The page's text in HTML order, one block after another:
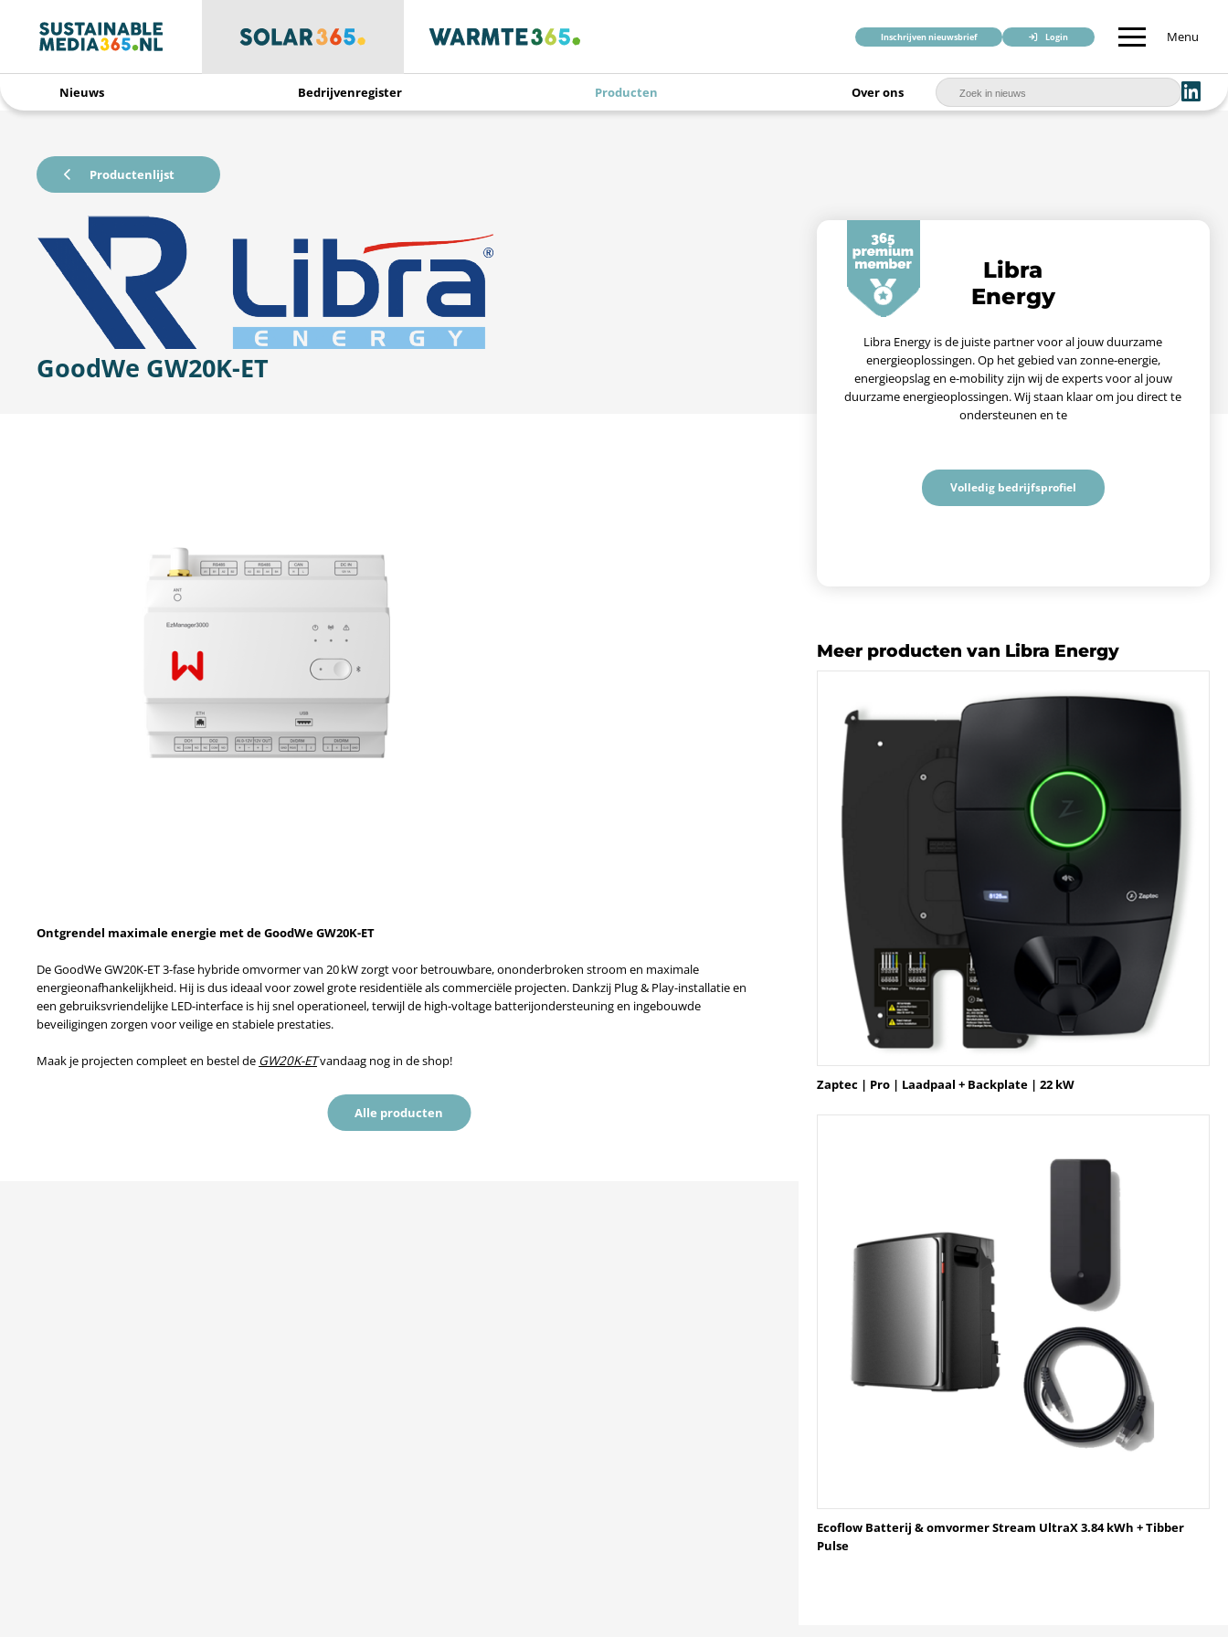
Inschrijven nieuwsbrief Login Menu
Nieuws Bedrijvenregister Producten Over ons
Libra
Energy
Libra Energy is de juiste partner voor al jouw duurzame
energieoplossingen. Op het gebied van zonne-energie,
energieopslag en e-mobility zijn wij de experts voor al jouw
duurzame energieoplossingen. Wij staan klaar om jou direct te
ondersteunen en te
Volledig bedrijfsprofiel
Meer producten van Libra Energy
Zaptec | Pro | Laadpaal + Backplate | 22 kW
Ecoflow Batterij & omvormer Stream UltraX 3.84 kWh + Tibber
Pulse
Productenlijst
GoodWe GW20K-ET
Ontgrendel maximale energie met de GoodWe GW20K-ET
De GoodWe GW20K-ET 3-fase hybride omvormer van 20 kW zorgt voor betrouwbare, ononderbroken stroom en maximale
energieonafhankelijkheid. Hij is dus ideaal voor zowel grote residentiële als commerciële projecten. Dankzij Plug & Play-installatie en
een gebruiksvriendelijke LED-interface is hij snel operationeel, terwijl de high-voltage batterijondersteuning en ingebouwde
beveiligingen zorgen voor veilige en stabiele prestaties.
Maak je projecten compleet en bestel de GW20K-ETvandaag nog in de shop!
Alle producten